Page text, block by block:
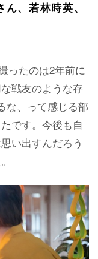
、若林時英、
ったのは2年前に
戦友のような存
な、って感じる部
です。今後も自
い出すんだろう